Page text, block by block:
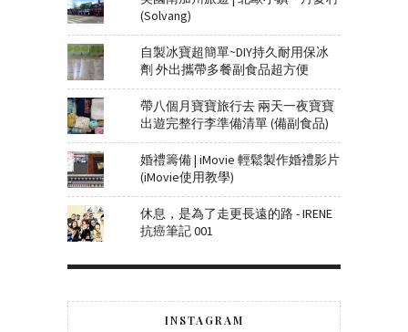
(Solvang)
自製冰寶超簡單~DIY持久耐用保冰
劑 外出攜帶多餐副食品超方便
帶八個月寶寶旅行去 兩天一夜寶寶
出遊完整行李準備清單 (備副食品)
婚禮籌備 | iMovie 輕鬆製作婚禮影片
(iMovie使用教學)
休息，是為了走更長遠的路 - IRENE
抗癌筆記 001
INSTAGRAM